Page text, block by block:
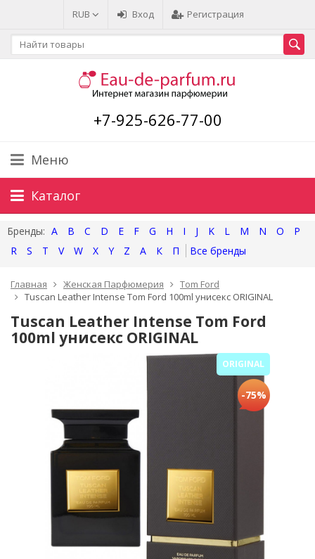
RUB Вход Регистрация
+7-925-626-77-00
Меню
Каталог
A B C D E F G H I J K L M N O
P
R
S T V W X Y Z А К П
Главная Женская Парфюмерия
Tom Ford
Tuscan Leather Intense Tom Ford 100ml унисекс ORIGINAL
Tuscan Leather Intense Tom Ford
100ml унисекс ORIGINAL
ORIGINAL
-75%